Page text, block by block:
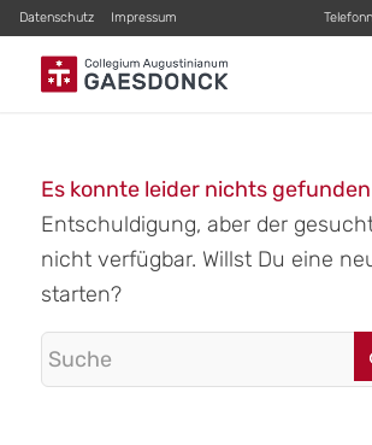
Datenschutz Impressum
Es konnte leider nichts
Entschuldigung, aber der
nicht verfügbar. Willst Du eine
starten?